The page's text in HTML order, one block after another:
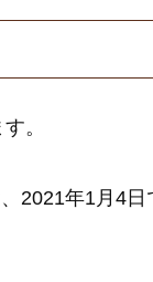
。
2021年1月4